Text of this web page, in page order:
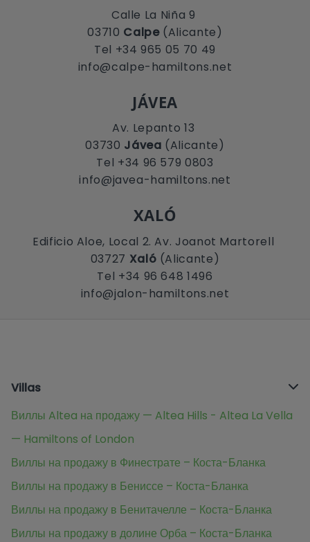
Calle La Niña 9
03710 Calpe(Alicante)
Tel +34 965 05 70 49
info@calpe-hamiltons.net
JÁVEA
Av. Lepanto 13
03730 Jávea (Alicante)
Tel +34 96 579 0803
info@javea-hamiltons.net
XALÓ
Edificio Aloe, Local 2. Av. Joanot Martorell
03727 Xaló (Alicante)
Tel +34 96 648 1496
info@jalon-hamiltons.net
Villas
Виллы Altea на продажу — Altea Hills - Altea La Vella
— Hamiltons of London
Виллы на продажу в Финестрате – Коста-Бланка
Виллы на продажу в Бениссе – Коста-Бланка
Виллы на продажу в Бенитачелле – Коста-Бланка
Виллы на продажу в долине Орба – Коста-Бланка